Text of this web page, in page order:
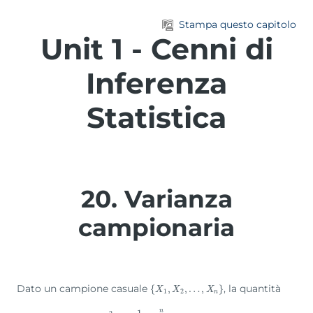
Stampa questo capitolo
Unit 1 - Cenni di
Inferenza
Statistica
20. Varianza
campionaria
Dato un campione casuale {X 1 , X2 , …, Xn }
{X1, X2,…, Xn} , la quantità
n